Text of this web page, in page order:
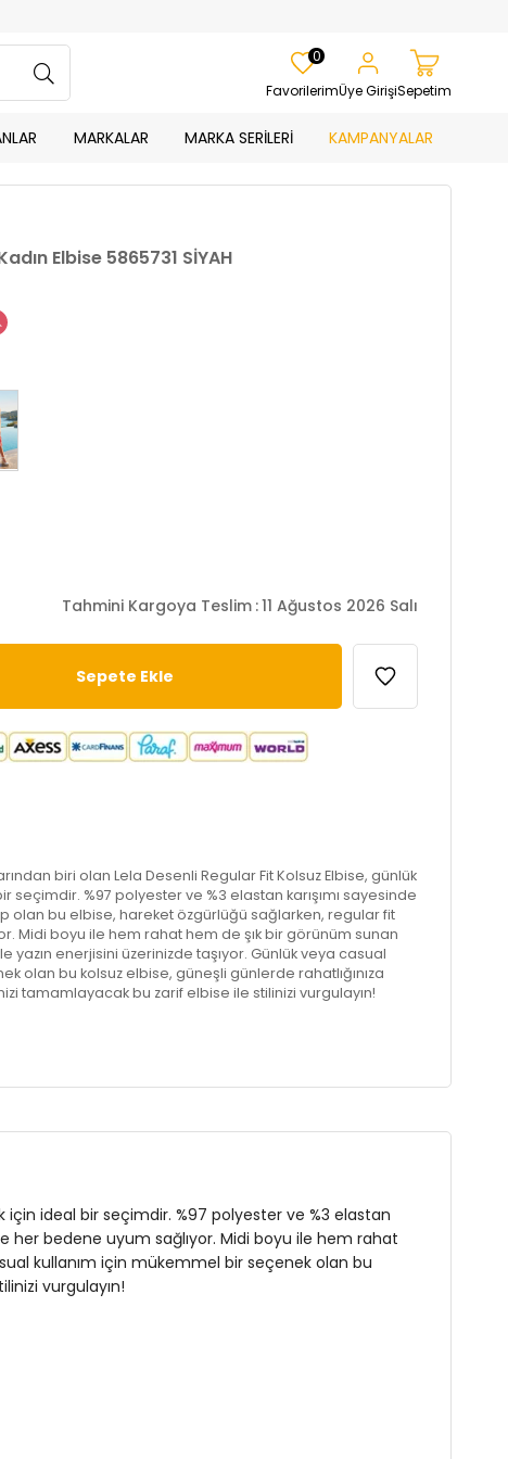
Favorilerim
0
Üye GirişiSepetim
MARKALAR MARKA SERİLERİ KAMPANYALAR
Elbise 5865731 SİYAH
Tahmini Kargoya Teslim :11 Ağustos 2026 Salı
biri olan Lela Desenli Regular Fit Kolsuz Elbise, günlük
seçimdir. %97 polyester ve %3 elastan karışımı sayesinde
olan bu elbise, hareket özgürlüğü sağlarken, regular fit
Midi boyu ile hem rahat hem de şık bir görünüm sunan
enerjisini üzerinizde taşıyor. Günlük veya casual
olan bu kolsuz elbise, güneşli günlerde rahatlığınıza
tamamlayacak bu zarif elbise ile stilinizi vurgulayın!
için ideal bir seçimdir. %97 polyester ve %3 elastan
her bedene uyum sağlıyor. Midi boyu ile hem rahat
kullanım için mükemmel bir seçenek olan bu
vurgulayın!